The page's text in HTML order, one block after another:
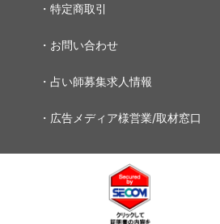
・特定商取引
・お問い合わせ
・占い師募集求人情報
・広告メディア様営業/取材窓口